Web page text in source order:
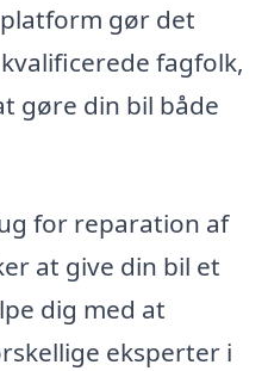
gør det
fagfolk,
gøre din bil både
for reparation af
at give din bil et
dig med at
eksperter i